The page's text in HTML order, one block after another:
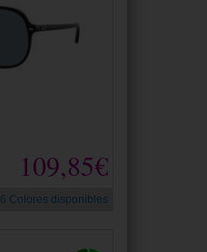
109,85€
6 Colores disponibles